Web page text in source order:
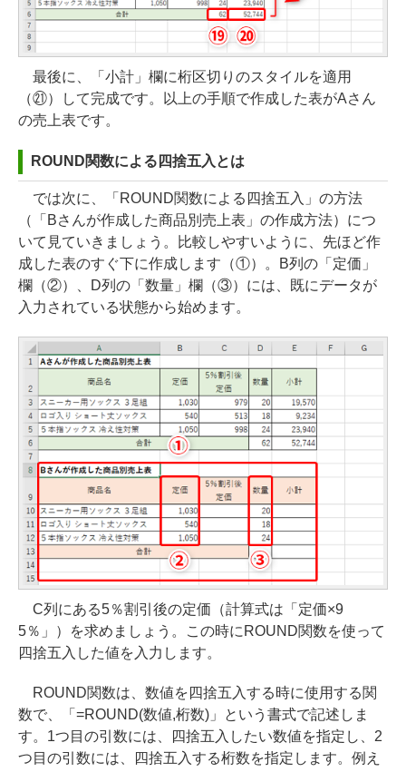
最後に、「小計」欄に桁区切りのスタイルを適用
（㉑）して完成です。以上の手順で作成した表がAさん
の売上表です。
ROUND関数による四捨五入とは
では次に、「ROUND関数による四捨五入」の方法
（「Bさんが作成した商品別売上表」の作成方法）につ
いて見ていきましょう。比較しやすいように、先ほど作
成した表のすぐ下に作成します（①）。B列の「定価」
欄（②）、D列の「数量」欄（③）には、既にデータが
入力されている状態から始めます。
C列にある5％割引後の定価（計算式は「定価×9
5％」）を求めましょう。この時にROUND関数を使って
四捨五入した値を入力します。
ROUND関数は、数値を四捨五入する時に使用する関
数で、「=ROUND(数値,桁数)」という書式で記述しま
す。1つ目の引数には、四捨五入したい数値を指定し、2
つ目の引数には、四捨五入する桁数を指定します。例え